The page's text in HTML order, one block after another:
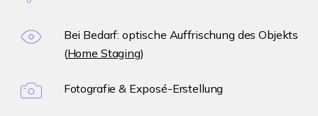
Bei Bedarf: optische Auffrischung des Objekts
(Home Staging)
Fotografie & Exposé-Erstellung